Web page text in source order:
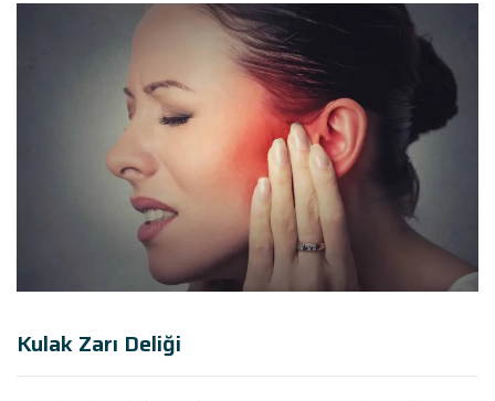
Kulak Zarı Deliği